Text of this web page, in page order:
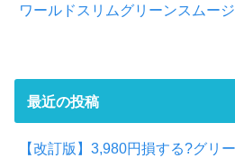
ワールドスリムグリーンスムー
最近の投稿
【改訂版】3,980円損する?グリ